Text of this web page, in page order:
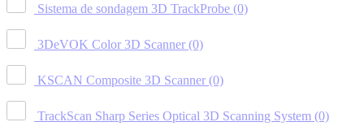
Sistema de sondagem 3D TrackProbe (0)
3DeVOK Color 3D Scanner (0)
KSCAN Composite 3D Scanner (0)
TrackScan Sharp Series Optical 3D Scanning System (0)